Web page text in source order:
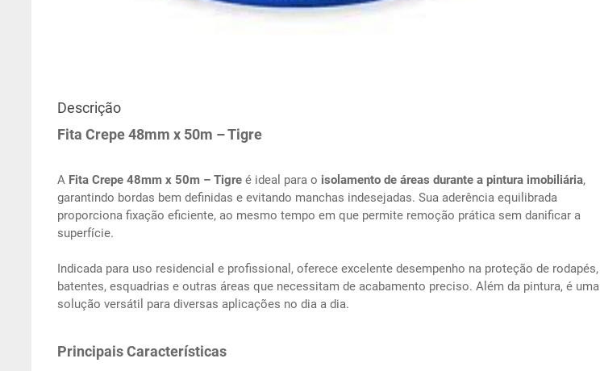
Descrição
Fita Crepe 48mm x 50m – Tigre
A Fita Crepe 48mm x 50m – Tigreé ideal para o isolamento de áreas durante a pintura imobiliária,
garantindo bordas bem definidas e evitando manchas indesejadas. Sua aderência equilibrada
proporciona fixação eficiente, ao mesmo tempo em que permite remoção prática sem danificar a
superfície.
Indicada para uso residencial e profissional, oferece excelente desempenho na proteção de rodapés,
batentes, esquadrias e outras áreas que necessitam de acabamento preciso. Além da pintura, é uma
solução versátil para diversas aplicações no dia a dia.
Principais Características